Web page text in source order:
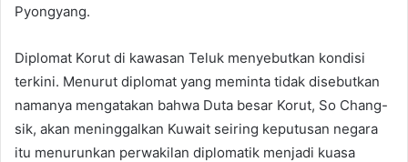
Pyongyang.
Diplomat Korut di kawasan Teluk menyebutkan kondisi
terkini. Menurut diplomat yang meminta tidak disebutkan
namanya mengatakan bahwa Duta besar Korut, So Chang-
sik, akan meninggalkan Kuwait seiring keputusan negara
itu menurunkan perwakilan diplomatik menjadi kuasa